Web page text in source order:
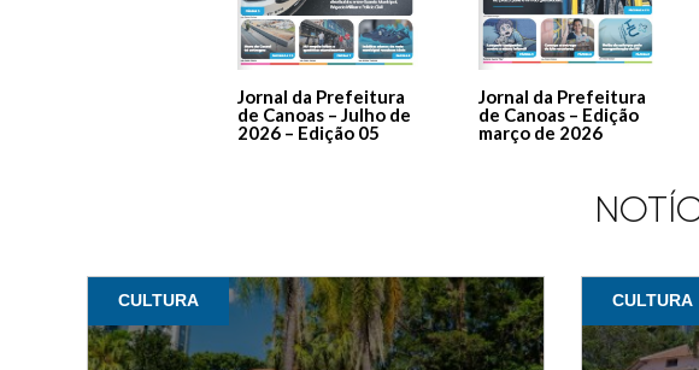
Jornal da Prefeitura
de Canoas – Julho de
2026 – Edição 05
Jornal da Prefeitura
de Canoas – Edição
março de 2026
CULTURA CULTURA